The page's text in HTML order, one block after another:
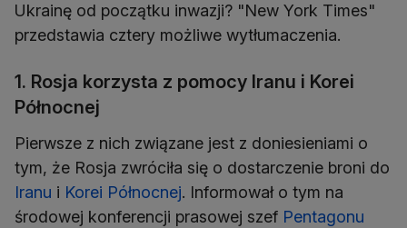
Ukrainę od początku inwazji? "New York Times"
przedstawia cztery możliwe wytłumaczenia.
1. Rosja korzysta z pomocy Iranu i Korei
Północnej
Pierwsze z nich związane jest z doniesieniami o
tym, że Rosja zwróciła się o dostarczenie broni do
Iranu i Korei Północnej. Informował o tym na
środowej konferencji prasowej szef Pentagonu